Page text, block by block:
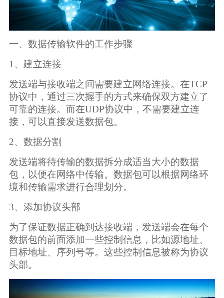
一、数据传输软件的工作步骤
1、建立连接
发送端与接收端之间需要建立网络连接。在TCP
协议中，通过三次握手的方式来确保双方建立了
可靠的连接。而在UDP协议中，不需要建立连
接，可以直接发送数据包。
2、数据分割
发送端将待传输的数据拆分成适当大小的数据
包，以便在网络中传输。数据包可以根据网络环
境和传输需求进行合理划分。
3、添加协议头部
为了保证数据正确到达接收端，发送端会在每个
数据包的前面添加一些控制信息，比如源地址、
目标地址、序列号等。这些控制信息被称为协议
头部。